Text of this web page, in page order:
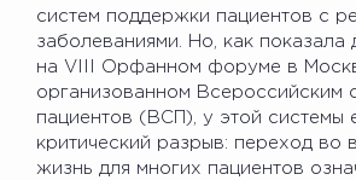
систем поддержки пациентов с
заболеваниями. Но, как показала
на VIII Орфанном форуме в
организованном Всероссийским
пациентов (ВСП), у этой системы
критический разрыв: переход во
жизнь для многих пациентов